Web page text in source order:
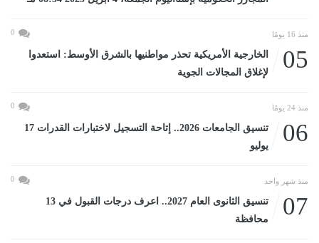
منذ 16 يومًا 0
05
الخارجية الأمريكية تحذر مواطنيها بالشرق الأوسط: استعدوا
لإغلاق المجالات الجوية
منذ 24 يومًا 0
06
تنسيق الجامعات 2026.. إتاحة التسجيل لاختبارات القدرات 17
يوليو
منذ شهر واحد 0
07
تنسيق الثانوى العام 2027.. اعرف درجات القبول في 13
محافظة